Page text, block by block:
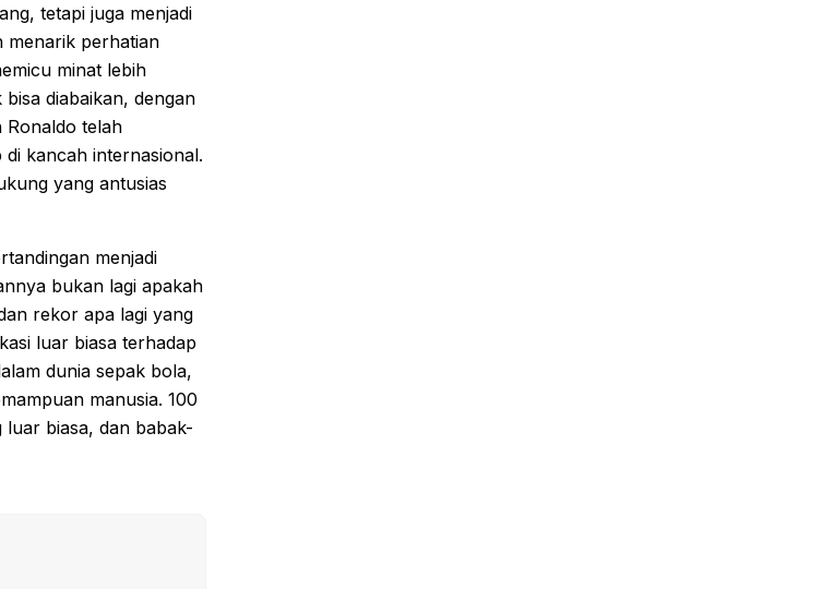
tetapi juga menjadi
menarik perhatian
minat lebih
diabaikan, dengan
Ronaldo telah
kancah internasional.
yang antusias
menjadi
bukan lagi apakah
rekor apa lagi yang
luar biasa terhadap
dunia sepak bola,
manusia. 100
luar biasa, dan babak-